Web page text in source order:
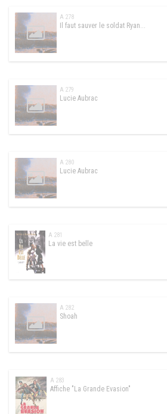
A 278
Il faut sauver le soldat Ryan...
A 279
Lucie Aubrac
A 280
Lucie Aubrac
A 281
La vie est belle
A 282
Shoah
A 283
Affiche "La Grande Evasion"